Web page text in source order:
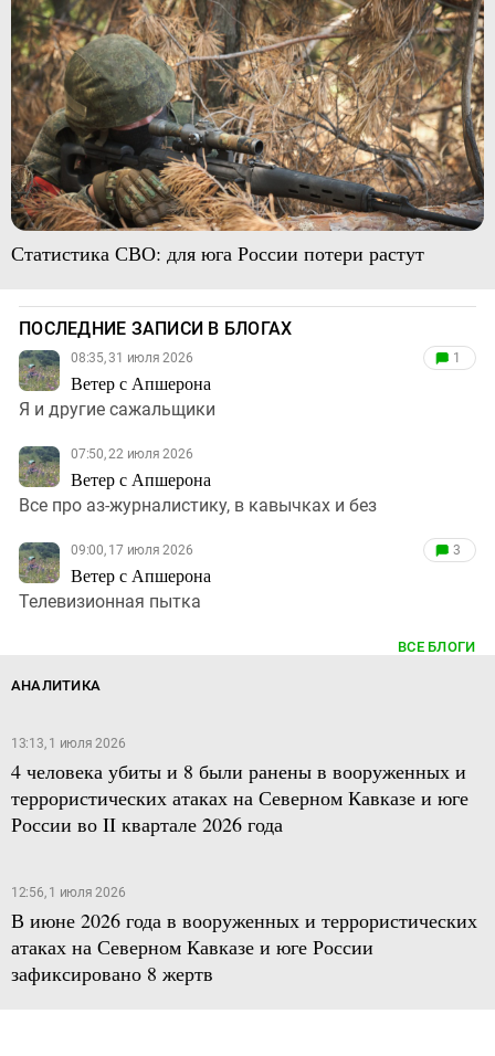
Статистика СВО: для юга России потери растут
ПОСЛЕДНИЕ ЗАПИСИ В БЛОГАХ
08:35, 31 июля 2026
Ветер с Апшерона
1
Я и другие сажальщики
07:50, 22 июля 2026
Ветер с Апшерона
Все про аз-журналистику, в кавычках и без
09:00, 17 июля 2026
Ветер с Апшерона
3
Телевизионная пытка
ВСЕ БЛОГИ
АНАЛИТИКА
13:13, 1 июля 2026
4 человека убиты и 8 были ранены в вооруженных и
террористических атаках на Северном Кавказе и юге
России во II квартале 2026 года
12:56, 1 июля 2026
В июне 2026 года в вооруженных и террористических
атаках на Северном Кавказе и юге России
зафиксировано 8 жертв